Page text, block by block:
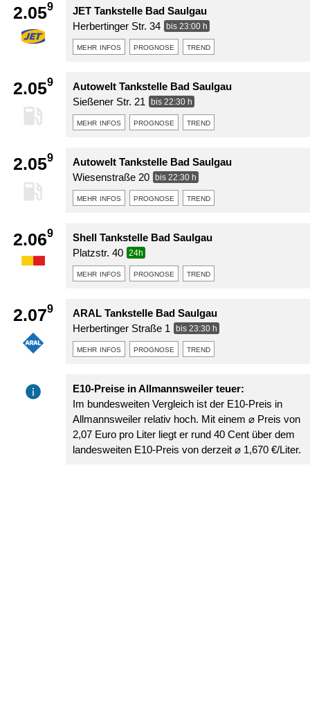
2.059
JET Tankstelle Bad Saulgau
Herbertinger Str. 34
bis 23:00 h
mehr infos prognose trend
2.059
Autowelt Tankstelle Bad Saulgau
Sießener Str. 21
bis 22:30 h
mehr infos prognose trend
2.059
Autowelt Tankstelle Bad Saulgau
Wiesenstraße 20
bis 22:30 h
mehr infos prognose trend
2.069
Shell Tankstelle Bad Saulgau
Platzstr. 40
24h
mehr infos prognose trend
2.079
ARAL Tankstelle Bad Saulgau
Herbertinger Straße 1
bis 23:30 h
mehr infos prognose trend
E10-Preise in Allmannsweiler teuer:
Im bundesweiten Vergleich ist der E10-Preis in
Allmannsweiler relativ hoch. Mit einem ⌀ Preis von
2,07 Euro pro Liter liegt er rund 40 Cent über dem
landesweiten E10-Preis von derzeit ⌀ 1,670 €/Liter.